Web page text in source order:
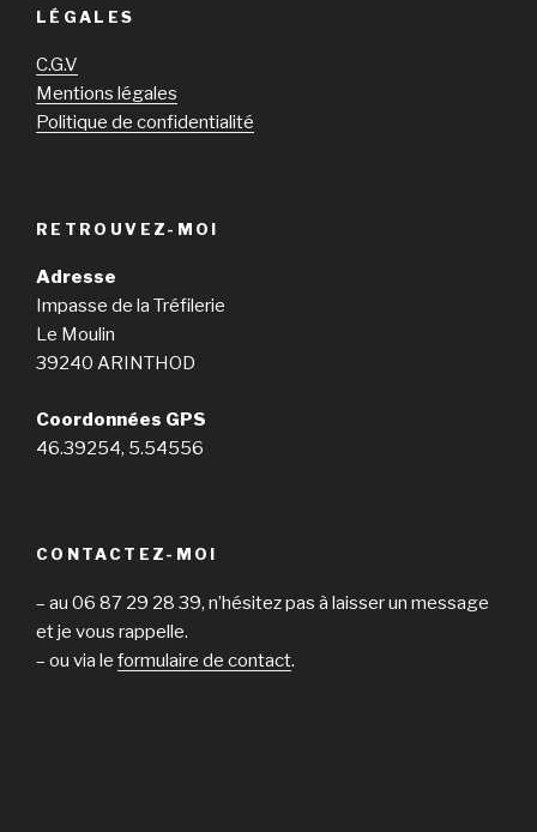
LÉGALES
C.G.V
Mentions légales
Politique de confidentialité
RETROUVEZ-MOI
Adresse
Impasse de la Tréfilerie
Le Moulin
39240 ARINTHOD
Coordonnées GPS
46.39254, 5.54556
CONTACTEZ-MOI
– au 06 87 29 28 39, n’hésitez pas à laisser un message
et je vous rappelle.
– ou via le formulaire de contact.